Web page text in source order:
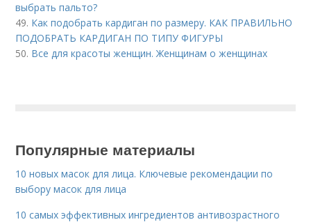
выбрать пальто?
49. Как подобрать кардиган по размеру. КАК ПРАВИЛЬНО
ПОДОБРАТЬ КАРДИГАН ПО ТИПУ ФИГУРЫ
50. Все для красоты женщин. Женщинам о женщинах
Популярные материалы
10 новых масок для лица. Ключевые рекомендации по
выбору масок для лица
10 самых эффективных ингредиентов антивозрастного